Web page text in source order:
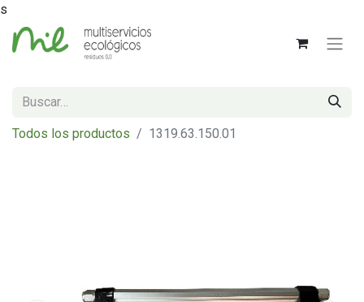
s
Todos los productos 1319.63.150.01